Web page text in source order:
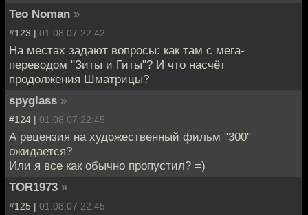
Teo Noman »
#123 | 01.08.07 22:42
На местах задают вопросы: как там с мега-
переводом "Зиты и Гиты"? И что насчёт
продолжения Шматрицы?
spyglass »
#124 | 01.08.07 22:45
А рецензия на художественный фильм "300"
ожидается?
Или я все как обычно пропустил? =)
TOR1973 »
#125 | 01.08.07 22:45